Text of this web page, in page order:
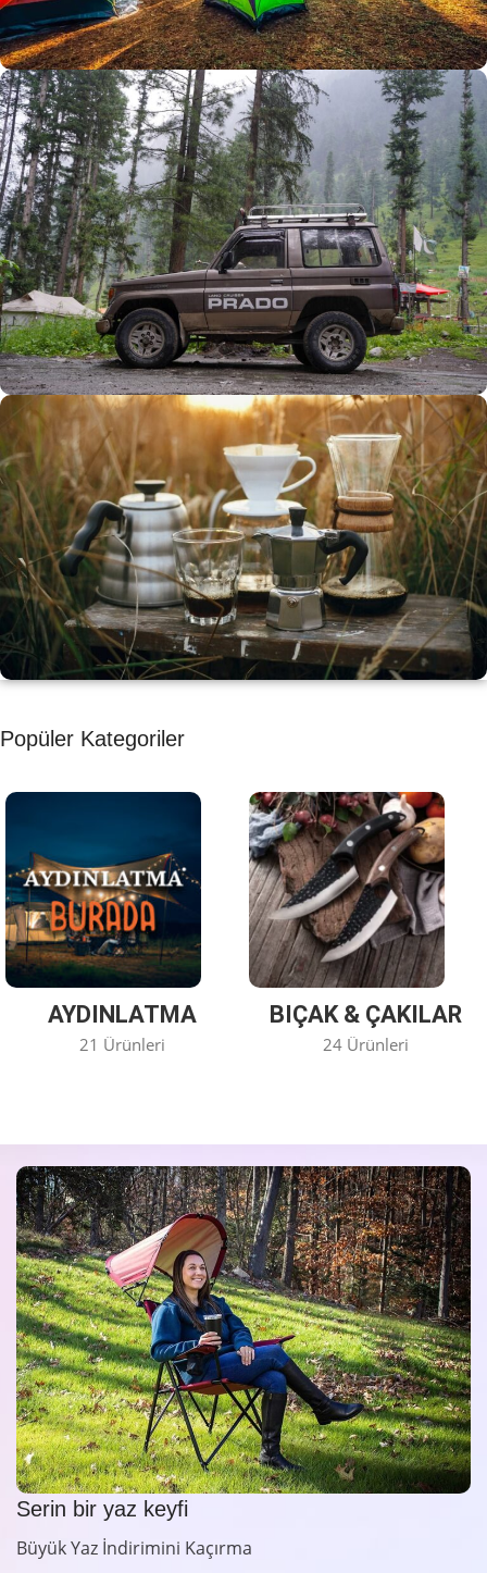
Büyük Yaz İndirimi
0
Günler
00
Hr
00
Min
00
SSK
Alışverişe Başla
ARAÇ AKSESUARLARI
SATIŞ VE MONTAJ
Keşfet
KAHVE KEYFİ
Kahvemizi Denediniz mi ?
Keşfet
Popüler Kategoriler
AYDINLATMA
21 Ürünleri
BIÇAK & ÇAKILAR
24 Ürünleri
Serin bir yaz keyfi
Büyük Yaz İndirimini Kaçırma